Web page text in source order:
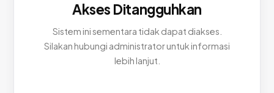
Akses Ditangguhkan
Sistem ini sementara tidak dapat diakses.
Silakan hubungi administrator untuk informasi
lebih lanjut.